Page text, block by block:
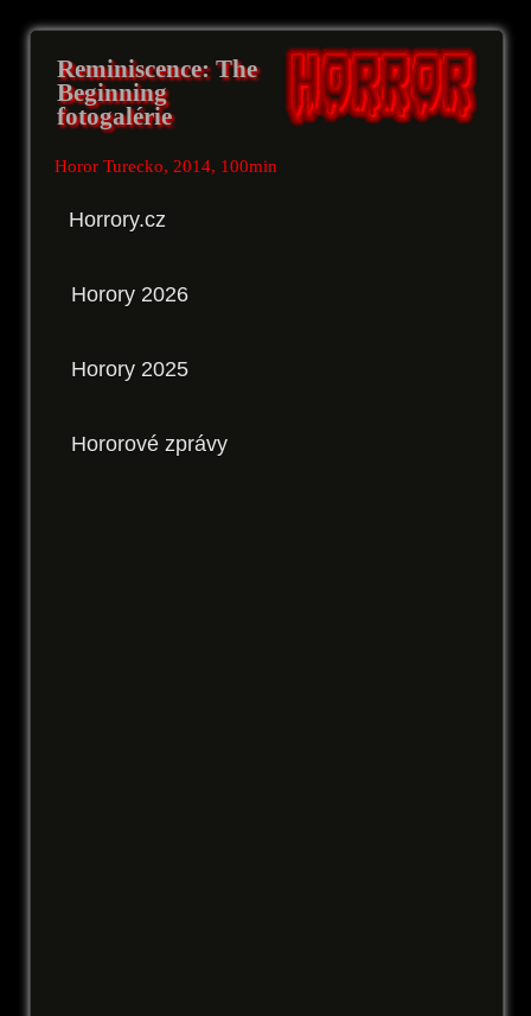
Reminiscence: The
Beginning
fotogalérie
Horor Turecko, 2014, 100min
Horrory.cz
Horory 2026
Horory 2025
Hororové zprávy